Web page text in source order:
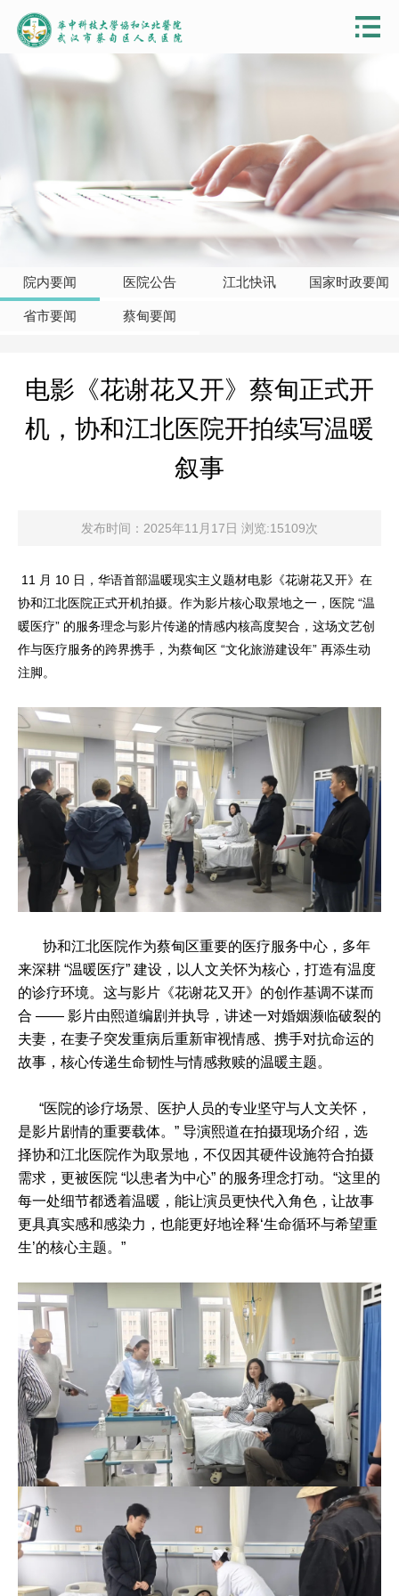
院内要闻 医院公告 江北快讯 国家时政要闻
省市要闻 蔡甸要闻
电影《花谢花又开》蔡甸正式开
机，协和江北医院开拍续写温暖
叙事
发布时间：2025年11月17日 浏览:15109次
11 月 10 日，华语首部温暖现实主义题材电影《花谢花又开》在
协和江北医院正式开机拍摄。作为影片核心取景地之一，医院 “温
暖医疗” 的服务理念与影片传递的情感内核高度契合，这场文艺创
作与医疗服务的跨界携手，为蔡甸区 “文化旅游建设年” 再添生动
注脚。
协和江北医院作为蔡甸区重要的医疗服务中心，多年
来深耕 “温暖医疗” 建设，以人文关怀为核心，打造有温度
的诊疗环境。这与影片《花谢花又开》的创作基调不谋而
合 —— 影片由熙道编剧并执导，讲述一对婚姻濒临破裂的
夫妻，在妻子突发重病后重新审视情感、携手对抗命运的
故事，核心传递生命韧性与情感救赎的温暖主题。
“医院的诊疗场景、医护人员的专业坚守与人文关怀，
是影片剧情的重要载体。” 导演熙道在拍摄现场介绍，选
择协和江北医院作为取景地，不仅因其硬件设施符合拍摄
需求，更被医院 “以患者为中心” 的服务理念打动。“这里的
每一处细节都透着温暖，能让演员更快代入角色，让故事
更具真实感和感染力，也能更好地诠释‘生命循环与希望重
生’的核心主题。”